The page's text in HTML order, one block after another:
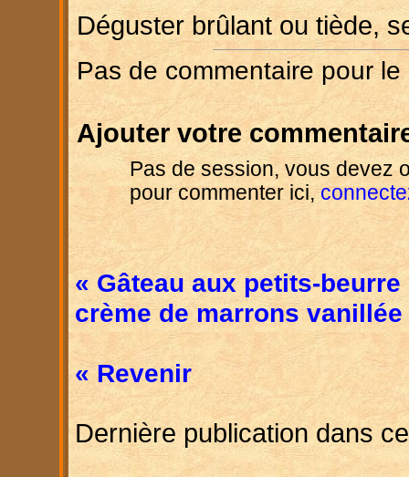
Déguster brûlant ou tiède,
Pas de commentaire pour le
Ajouter votre
Pas de session, vous devez
pour commenter ici,
« Gâteau aux petits-beurre
crème de marrons vanillée
« Revenir
Dernière publication dans